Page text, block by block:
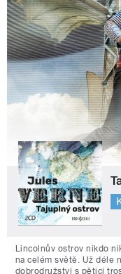
Lincolnův ostrov nikdo
na celém světě. Už déle
dobrodružství s pěticí